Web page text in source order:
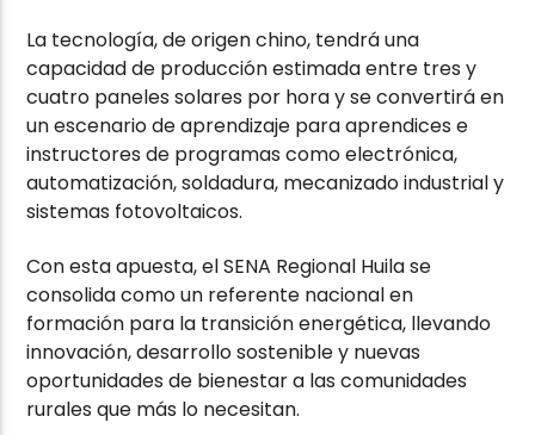
La tecnología, de origen chino, tendrá una
capacidad de producción estimada entre tres y
cuatro paneles solares por hora y se convertirá en
un escenario de aprendizaje para aprendices e
instructores de programas como electrónica,
automatización, soldadura, mecanizado industrial y
sistemas fotovoltaicos.
Con esta apuesta, el SENA Regional Huila se
consolida como un referente nacional en
formación para la transición energética, llevando
innovación, desarrollo sostenible y nuevas
oportunidades de bienestar a las comunidades
rurales que más lo necesitan.